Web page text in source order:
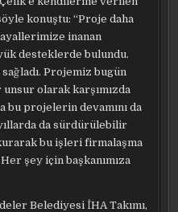
konuştu: “Proje daha
inanan
desteklerde bulundu.
Projemiz bugün
olarak karşımızda
bu projelerin devamını da
da sürdürülebilir
bu işleri firmalaşma
şey için başkanımıza
Belediyesi İHA Takımı,